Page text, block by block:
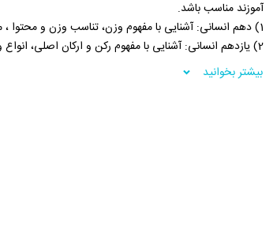
آموزند مناسب باشد.
1) دهم انسانی: آشنایی با مفهوم وزن، تناسب وزن و محتوا ، مقدمات الگوی واجی، خط عروضی و نکات تقطیع
2) یازدهم انسانی: آشنایی با مفهوم رکن و ارکان اصلی، انواع وزن و وزن‏ های همسان دولختی (دوری)
3) دوازدهم انسانی: وزن‏ های ناهمسان، اختیارات شاعری زبانی و وزنی، وزن در شعر نوبیشتر بخوانید